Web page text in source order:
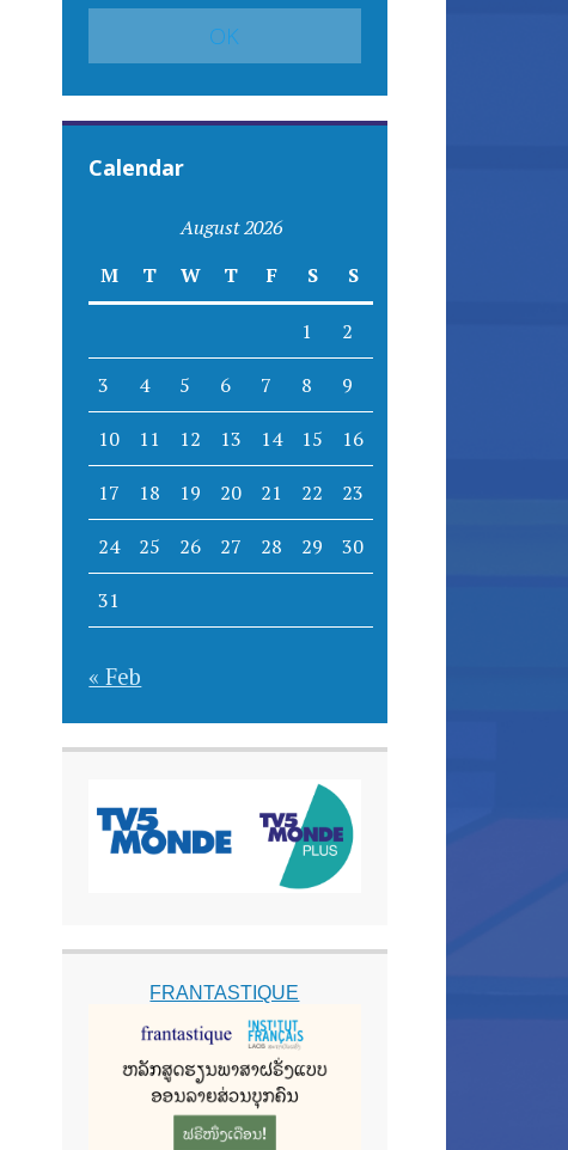
Calendar
August 2026
M
T W T F S S
1 2
3 4 5 6 7 8 9
10 11 12 13 14 15 16
17 18 19 20 21 22 23
24 25 26 27 28 29 30
31
« Feb
FRANTASTIQUE